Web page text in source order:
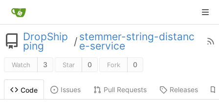
DropShip
ping / stemmer-string-distanc
e-service
Watch 3 Star 0 Fork 0
Code Issues Pull Requests Releases